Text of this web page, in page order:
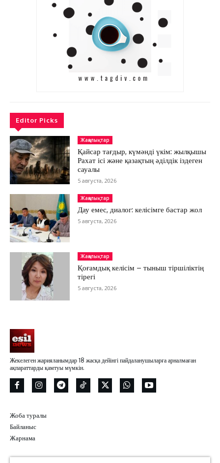
Editor Picks
Жаңалықтар
Қайсар тағдыр, күмәнді үкім: жылқышы
Рахат ісі және қазақтың әділдік іздеген
сауалы
5 августа, 2026
Жаңалықтар
Дау емес, диалог: келісімге бастар жол
5 августа, 2026
Жаңалықтар
Қоғамдық келісім – тыныш тіршіліктің
тірегі
5 августа, 2026
Жекелеген жарияланымдар 18 жасқа дейінгі пайдаланушыларға арналмаған
ақпараттарды қамтуы мүмкін.
Жоба туралы
Байланыс
Жарнама